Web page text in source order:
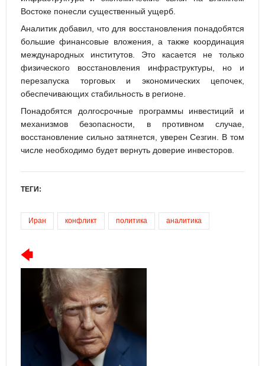
Востоке понесли существенный ущерб.
Аналитик добавил, что для восстановления понадобятся
большие финансовые вложения, а также координация
международных институтов. Это касается не только
физического восстановления инфраструктуры, но и
перезапуска торговых и экономических цепочек,
обеспечивающих стабильность в регионе.
Понадобятся долгосрочные программы инвестиций и
механизмов безопасности, в противном случае,
восстановление сильно затянется, уверен Сезгин. В том
числе необходимо будет вернуть доверие инвесторов.
ТЕГИ:
Иран конфликт политика аналитика